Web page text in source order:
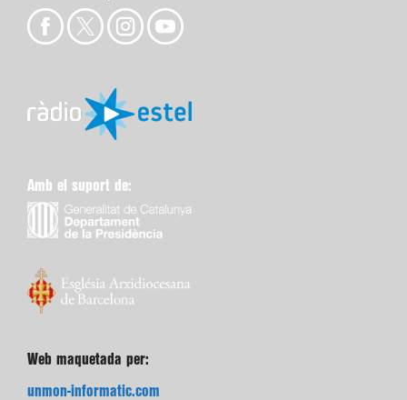
Amb el suport de:
Web maquetada per:
unmon-informatic.com